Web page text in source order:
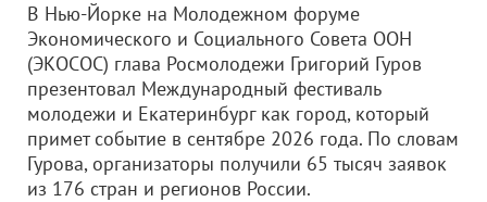
В Нью-Йорке на Молодежном форуме
Экономического и Социального Совета ООН
(ЭКОСОС) глава Росмолодежи Григорий Гуров
презентовал Международный фестиваль
молодежи и Екатеринбург как город, который
примет событие в сентябре 2026 года. По словам
Гурова, организаторы получили 65 тысяч заявок
из 176 стран и регионов России.